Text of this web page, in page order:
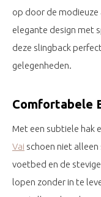
op door de modieuze
elegante design met
deze slingback
gelegenheden.
Comfortabele
Met een subtiele hak
Vai schoen niet
voetbed en de
lopen zonder in te